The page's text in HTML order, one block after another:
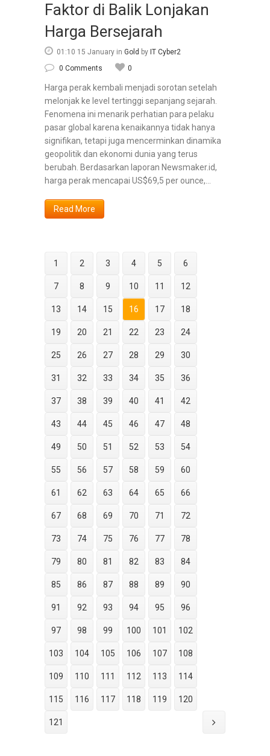
Faktor di Balik Lonjakan
Harga Bersejarah
01:10 15 January in Gold by IT Cyber2
0 Comments
0
Harga perak kembali menjadi sorotan setelah
melonjak ke level tertinggi sepanjang sejarah.
Fenomena ini menarik perhatian para pelaku
pasar global karena kenaikannya tidak hanya
signifikan, tetapi juga mencerminkan dinamika
geopolitik dan ekonomi dunia yang terus
berubah. Berdasarkan laporan Newsmaker.id,
harga perak mencapai US$69,5 per ounce,...
Read More
1 2 3 4 5 6
7 8 9 10 11 12
13 14 15 16 17 18
19 20 21 22 23 24
25 26 27 28 29 30
31 32 33 34 35 36
37 38 39 40 41 42
43 44 45 46 47 48
49 50 51 52 53 54
55 56 57 58 59 60
61 62 63 64 65 66
67 68 69 70 71 72
73 74 75 76 77 78
79 80 81 82 83 84
85 86 87 88 89 90
91 92 93 94 95 96
97 98 99 100 101 102
103 104 105 106 107 108
109 110 111 112 113 114
115 116 117 118 119 120
121